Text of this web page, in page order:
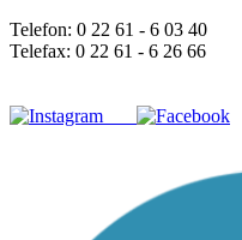
Telefon: 0 22 61 - 6 03 40
Telefax: 0 22 61 - 6 26 66